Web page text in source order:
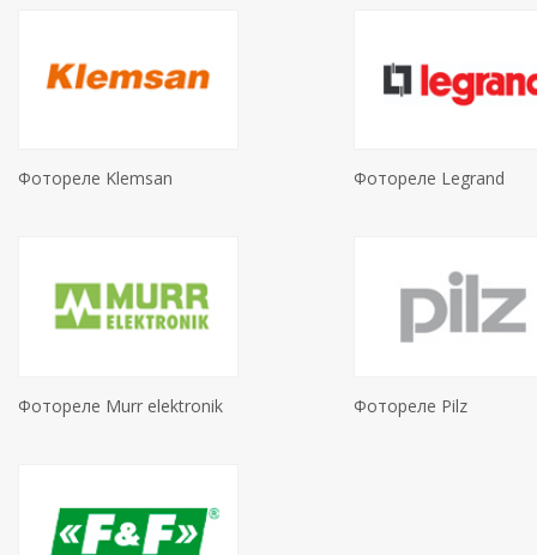
Фотореле Klemsan Фотореле Legrand
Фотореле Murr elektronik Фотореле Pilz